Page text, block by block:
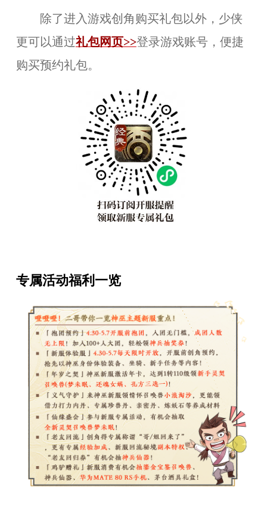
除了进入游戏创角购买礼包以外，少侠
更可以通过礼包网页>>登录游戏账号，便捷
购买预约礼包。
专属活动福利一览